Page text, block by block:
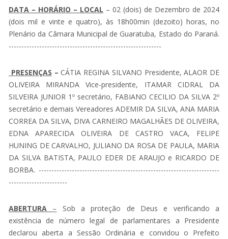
DATA – HORÁRIO – LOCAL – 02 (dois) de Dezembro de 2024
(dois mil e vinte e quatro), às 18h00min (dezoito) horas, no
Plenário da Câmara Municipal de Guaratuba, Estado do Paraná.
------------------------------------------------------------
PRESENÇAS – CÁTIA REGINA SILVANO Presidente, ALAOR DE
OLIVEIRA MIRANDA Vice-presidente, ITAMAR CIDRAL DA
SILVEIRA JUNIOR 1º secretário, FABIANO CECILIO DA SILVA 2º
secretário e demais Vereadores ADEMIR DA SILVA, ANA MARIA
CORREA DA SILVA, DIVA CARNEIRO MAGALHÃES DE OLIVEIRA,
EDNA APARECIDA OLIVEIRA DE CASTRO VACA, FELIPE
HUNING DE CARVALHO, JULIANO DA ROSA DE PAULA, MARIA
DA SILVA BATISTA, PAULO EDER DE ARAUJO e RICARDO DE
BORBA. -----------------------------------------------------------------------
-----------------------
ABERTURA – Sob a proteção de Deus e verificando a
existência de número legal de parlamentares a Presidente
declarou aberta a Sessão Ordinária e convidou o Prefeito